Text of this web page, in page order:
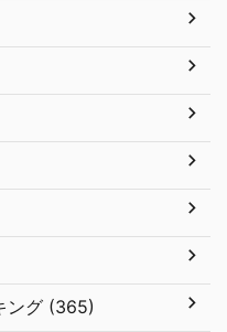
ング (365)